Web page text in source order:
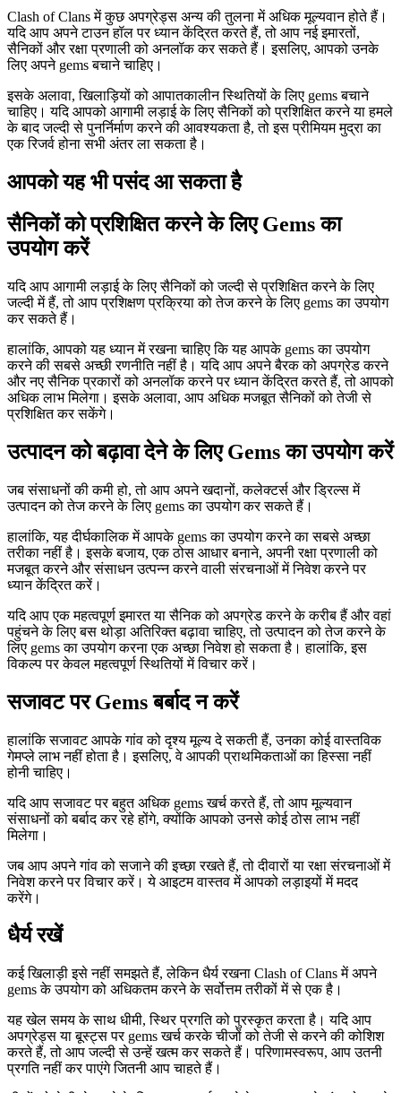
Clash of Clans में कुछ अपग्रेड्स अन्य की तुलना में अधिक मूल्यवान होते हैं।
यदि आप अपने टाउन हॉल पर ध्यान केंद्रित करते हैं, तो आप नई इमारतों,
सैनिकों और रक्षा प्रणाली को अनलॉक कर सकते हैं। इसलिए, आपको उनके
लिए अपने gems बचाने चाहिए।
इसके अलावा, खिलाड़ियों को आपातकालीन स्थितियों के लिए gems बचाने
चाहिए। यदि आपको आगामी लड़ाई के लिए सैनिकों को प्रशिक्षित करने या हमले
के बाद जल्दी से पुनर्निर्माण करने की आवश्यकता है, तो इस प्रीमियम मुद्रा का
एक रिजर्व होना सभी अंतर ला सकता है।
आपको यह भी पसंद आ सकता है
सैनिकों को प्रशिक्षित करने के लिए Gems का
उपयोग करें
यदि आप आगामी लड़ाई के लिए सैनिकों को जल्दी से प्रशिक्षित करने के लिए
जल्दी में हैं, तो आप प्रशिक्षण प्रक्रिया को तेज करने के लिए gems का उपयोग
कर सकते हैं।
हालांकि, आपको यह ध्यान में रखना चाहिए कि यह आपके gems का उपयोग
करने की सबसे अच्छी रणनीति नहीं है। यदि आप अपने बैरक को अपग्रेड करने
और नए सैनिक प्रकारों को अनलॉक करने पर ध्यान केंद्रित करते हैं, तो आपको
अधिक लाभ मिलेगा। इसके अलावा, आप अधिक मजबूत सैनिकों को तेजी से
प्रशिक्षित कर सकेंगे।
उत्पादन को बढ़ावा देने के लिए Gems का उपयोग करें
जब संसाधनों की कमी हो, तो आप अपने खदानों, कलेक्टर्स और ड्रिल्स में
उत्पादन को तेज करने के लिए gems का उपयोग कर सकते हैं।
हालांकि, यह दीर्घकालिक में आपके gems का उपयोग करने का सबसे अच्छा
तरीका नहीं है। इसके बजाय, एक ठोस आधार बनाने, अपनी रक्षा प्रणाली को
मजबूत करने और संसाधन उत्पन्न करने वाली संरचनाओं में निवेश करने पर
ध्यान केंद्रित करें।
यदि आप एक महत्वपूर्ण इमारत या सैनिक को अपग्रेड करने के करीब हैं और वहां
पहुंचने के लिए बस थोड़ा अतिरिक्त बढ़ावा चाहिए, तो उत्पादन को तेज करने के
लिए gems का उपयोग करना एक अच्छा निवेश हो सकता है। हालांकि, इस
विकल्प पर केवल महत्वपूर्ण स्थितियों में विचार करें।
सजावट पर Gems बर्बाद न करें
हालांकि सजावट आपके गांव को दृश्य मूल्य दे सकती हैं, उनका कोई वास्तविक
गेमप्ले लाभ नहीं होता है। इसलिए, वे आपकी प्राथमिकताओं का हिस्सा नहीं
होनी चाहिए।
यदि आप सजावट पर बहुत अधिक gems खर्च करते हैं, तो आप मूल्यवान
संसाधनों को बर्बाद कर रहे होंगे, क्योंकि आपको उनसे कोई ठोस लाभ नहीं
मिलेगा।
जब आप अपने गांव को सजाने की इच्छा रखते हैं, तो दीवारों या रक्षा संरचनाओं में
निवेश करने पर विचार करें। ये आइटम वास्तव में आपको लड़ाइयों में मदद
करेंगे।
धैर्य रखें
कई खिलाड़ी इसे नहीं समझते हैं, लेकिन धैर्य रखना Clash of Clans में अपने
gems के उपयोग को अधिकतम करने के सर्वोत्तम तरीकों में से एक है।
यह खेल समय के साथ धीमी, स्थिर प्रगति को पुरस्कृत करता है। यदि आप
अपग्रेड्स या बूस्ट्स पर gems खर्च करके चीजों को तेजी से करने की कोशिश
करते हैं, तो आप जल्दी से उन्हें खत्म कर सकते हैं। परिणामस्वरूप, आप उतनी
प्रगति नहीं कर पाएंगे जितनी आप चाहते हैं।